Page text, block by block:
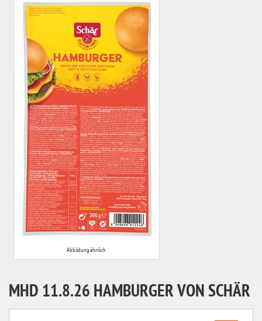
Abbildung ähnlich
MHD 11.8.26 HAMBURGER VON SCHÄR